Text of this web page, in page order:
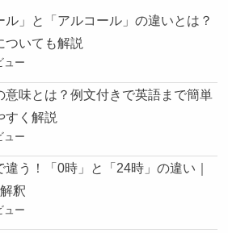
ル」と「アルコール」の違いとは？
ついても解説
ュー
意味とは？例文付きで英語まで簡単
すく解説
ュー
違う！「0時」と「24時」の違い｜
釈
ュー